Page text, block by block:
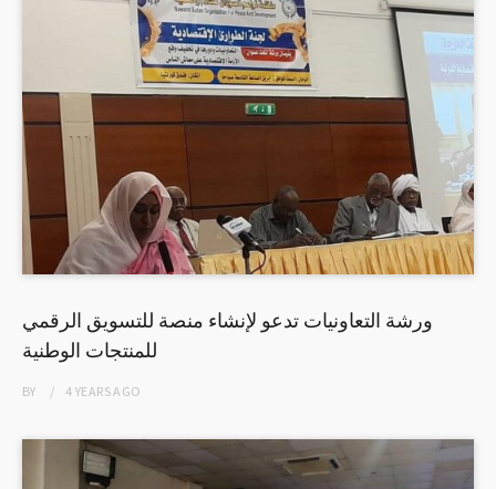
ورشة التعاونيات تدعو لإنشاء منصة للتسويق الرقمي
للمنتجات الوطنية
BY 4 YEARSAGO